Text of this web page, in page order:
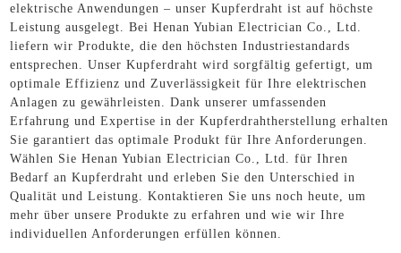
elektrische Anwendungen – unser Kupferdraht ist auf höchste
Leistung ausgelegt. Bei Henan Yubian Electrician Co., Ltd.
liefern wir Produkte, die den höchsten Industriestandards
entsprechen. Unser Kupferdraht wird sorgfältig gefertigt, um
optimale Effizienz und Zuverlässigkeit für Ihre elektrischen
Anlagen zu gewährleisten. Dank unserer umfassenden
Erfahrung und Expertise in der Kupferdrahtherstellung erhalten
Sie garantiert das optimale Produkt für Ihre Anforderungen.
Wählen Sie Henan Yubian Electrician Co., Ltd. für Ihren
Bedarf an Kupferdraht und erleben Sie den Unterschied in
Qualität und Leistung. Kontaktieren Sie uns noch heute, um
mehr über unsere Produkte zu erfahren und wie wir Ihre
individuellen Anforderungen erfüllen können.